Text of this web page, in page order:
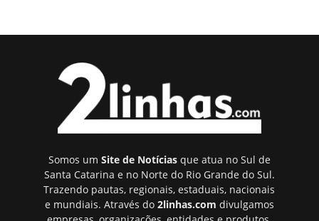
Somos um Site de Notíciasque atua no Sul de
Santa Catarina e no Norte do Rio Grande do Sul.
Trazendo pautas, regionais, estaduais, nacionais
e mundiais. Através do 2linhas.com divulgamos